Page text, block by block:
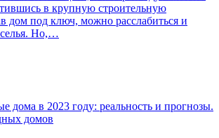
в крупную строительную
дом под ключ, можно расслабиться и
Но,…
дома в 2023 году: реальность и прогнозы.
домов